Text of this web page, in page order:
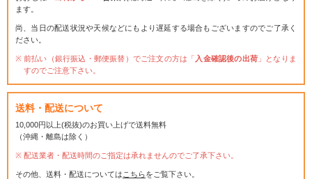
ます。
尚、当日の配送状況や天候などにもより遅延する場合もございますのでご了承く
ださい。
前払い（銀行振込・郵便振替）でご注文の方は「 入金確認後の出荷 」となりま
すのでご注意下さい。
送料・配送について
10,000円以上(税抜)のお買い上げで送料無料
（沖縄・離島は除く）
配送業者・配送時間のご指定は承れませんのでご了承下さい。
その他、送料・配送については こちらをご覧下さい。